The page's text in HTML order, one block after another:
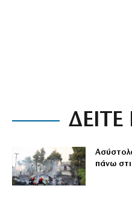
ΔΕΙΤΕ
πάνω